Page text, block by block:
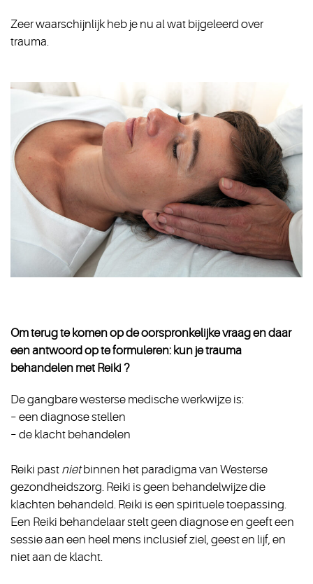
Zeer waarschijnlijk heb je nu al wat bijgeleerd over
trauma.
Om terug te komen op de oorspronkelijke vraag en daar
een antwoord op te formuleren: kun je trauma
behandelen met Reiki ?
De gangbare westerse medische werkwijze is:
– een diagnose stellen
– de klacht behandelen
Reiki past nietbinnen het paradigma van Westerse
gezondheidszorg. Reiki is geen behandelwijze die
klachten behandeld. Reiki is een spirituele toepassing.
Een Reiki behandelaar stelt geen diagnose en geeft een
sessie aan een heel mens inclusief ziel, geest en lijf, en
niet aan de klacht.